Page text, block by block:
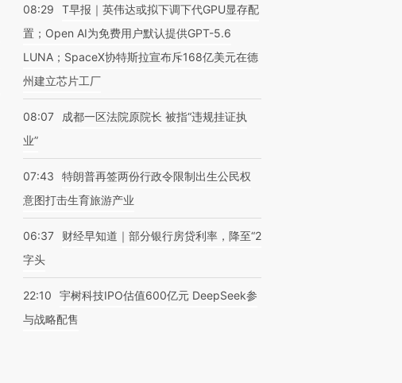
08:29
T早报｜英伟达或拟下调下代GPU显存配
置；Open AI为免费用户默认提供GPT-5.6
LUNA；SpaceX协特斯拉宣布斥168亿美元在德
州建立芯片工厂
08:07
成都一区法院原院长 被指“违规挂证执
业”
07:43
特朗普再签两份行政令限制出生公民权
意图打击生育旅游产业
06:37
财经早知道｜部分银行房贷利率，降至“2
字头
22:10
宇树科技IPO估值600亿元 DeepSeek参
与战略配售